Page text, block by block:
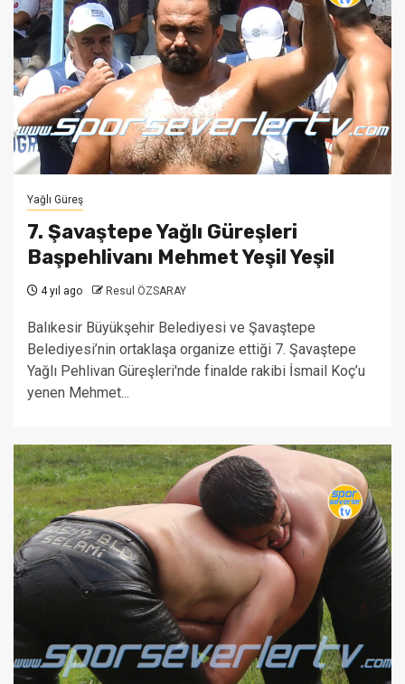
Yağlı Güreş
7. Şavaştepe Yağlı Güreşleri
Başpehlivanı Mehmet Yeşil Yeşil
4 yıl ago Resul ÖZSARAY
Balıkesir Büyükşehir Belediyesi ve Şavaştepe
Belediyesi’nin ortaklaşa organize ettiği 7. Şavaştepe
Yağlı Pehlivan Güreşleri'nde finalde rakibi İsmail Koç’u
yenen Mehmet...